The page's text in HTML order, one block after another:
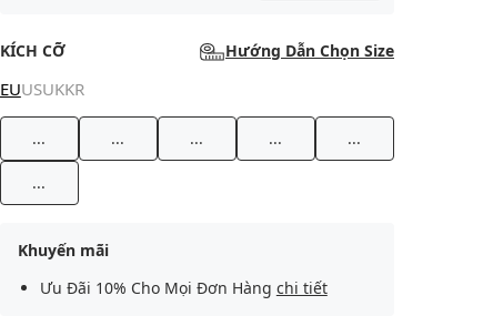
KÍCH CỠ Hướng Dẫn Chọn Size
EUUSUKKR
... ... ... ... ...
...
Khuyến mãi
Ưu Đãi 10% Cho Mọi Đơn Hàng chi tiết